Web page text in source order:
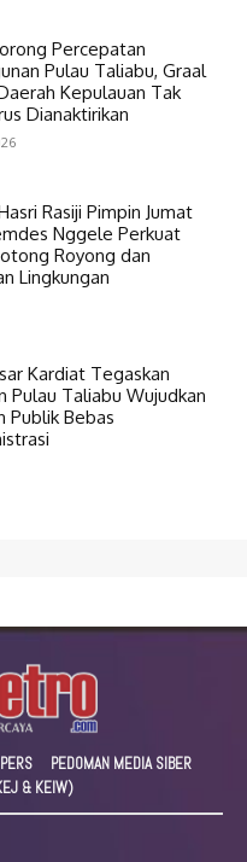
Percepatan
Pulau Taliabu, Graal
Kepulauan Tak
Dianaktirikan
Rasiji Pimpin Jumat
Nggele Perkuat
Royong dan
Lingkungan
Kardiat Tegaskan
Pulau Taliabu Wujudkan
Publik Bebas
PEDOMAN MEDIA SIBER
& KEIW)